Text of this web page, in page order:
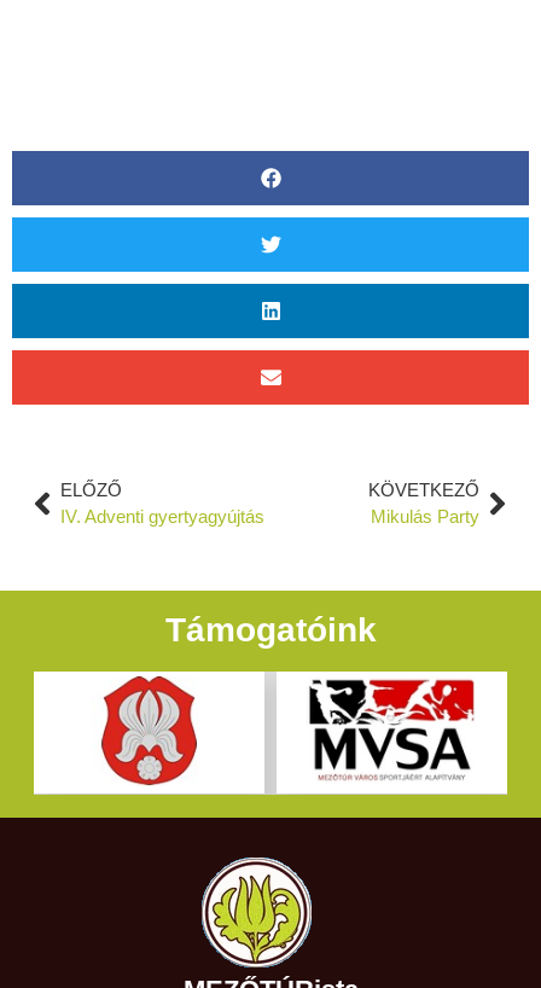
ELŐZŐ
IV. Adventi gyertyagyújtás
KÖVETKEZŐ
Mikulás Party
Támogatóink